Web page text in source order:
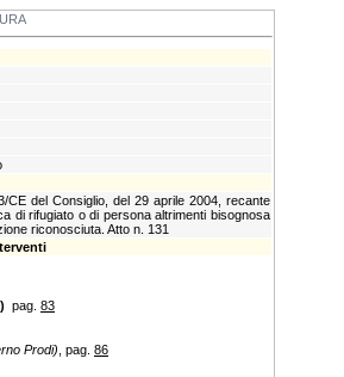
CE del Consiglio, del 29 aprile 2004, recante
di rifugiato o di persona altrimenti bisognosa
riconosciuta. Atto n. 131
pag. 83
Prodi) , pag. 86